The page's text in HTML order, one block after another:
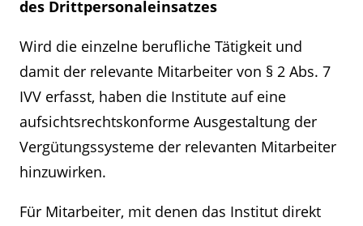
des Drittpersonaleinsatzes
Wird die einzelne berufliche Tätigkeit und
damit der relevante Mitarbeiter von § 2 Abs. 7
IVV erfasst, haben die Institute auf eine
aufsichtsrechtskonforme Ausgestaltung der
Vergütungssysteme der relevanten Mitarbeiter
hinzuwirken.
Für Mitarbeiter, mit denen das Institut direkt